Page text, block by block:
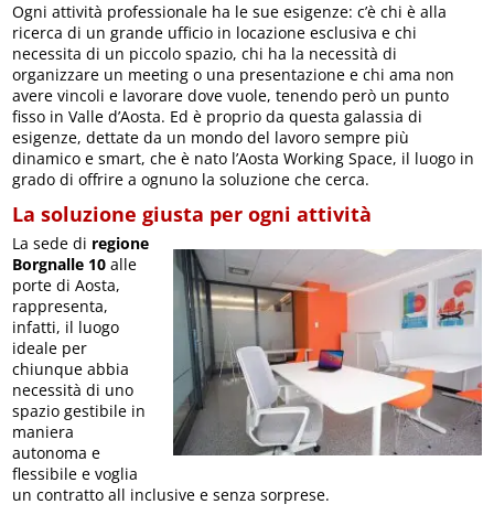
Ogni attività professionale ha le sue esigenze: c’è chi è alla
ricerca di un grande ufficio in locazione esclusiva e chi
necessita di un piccolo spazio, chi ha la necessità di
organizzare un meeting o una presentazione e chi ama non
avere vincoli e lavorare dove vuole, tenendo però un punto
fisso in Valle d’Aosta. Ed è proprio da questa galassia di
esigenze, dettate da un mondo del lavoro sempre più
dinamico e smart, che è nato l’Aosta Working Space, il luogo in
grado di offrire a ognuno la soluzione che cerca.
La soluzione giusta per ogni attività
La sede di regione
Borgnalle 10 alle
porte di Aosta,
rappresenta,
infatti, il luogo
ideale per
chiunque abbia
necessità di uno
spazio gestibile in
maniera
autonoma e
flessibile e voglia
un contratto all inclusive e senza sorprese.